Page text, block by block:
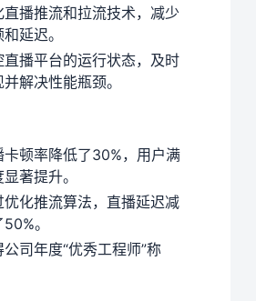
直播推流和拉流技术，减少
延迟。
直播平台的运行状态，及时
解决性能瓶颈。
卡顿率降低了30%，用户满
著提升。
优化推流算法，直播延迟减
。
公司年度“优秀工程师”称